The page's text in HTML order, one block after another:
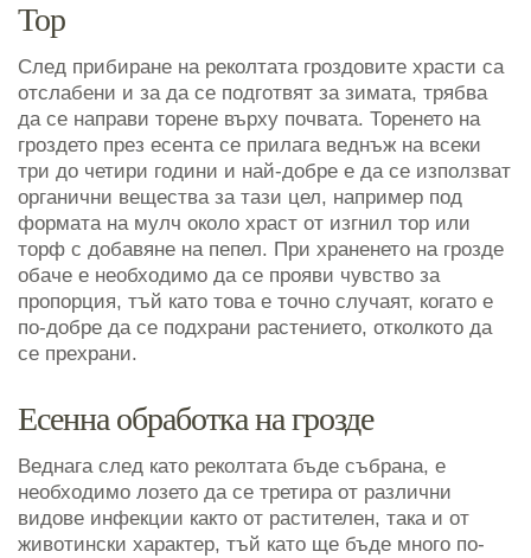
Тор
След прибиране на реколтата гроздовите храсти са
отслабени и за да се подготвят за зимата, трябва
да се направи торене върху почвата. Торенето на
гроздето през есента се прилага веднъж на всеки
три до четири години и най-добре е да се използват
органични вещества за тази цел, например под
формата на мулч около храст от изгнил тор или
торф с добавяне на пепел. При храненето на грозде
обаче е необходимо да се прояви чувство за
пропорция, тъй като това е точно случаят, когато е
по-добре да се подхрани растението, отколкото да
се прехрани.
Есенна обработка на грозде
Веднага след като реколтата бъде събрана, е
необходимо лозето да се третира от различни
видове инфекции както от растителен, така и от
животински характер, тъй като ще бъде много по-